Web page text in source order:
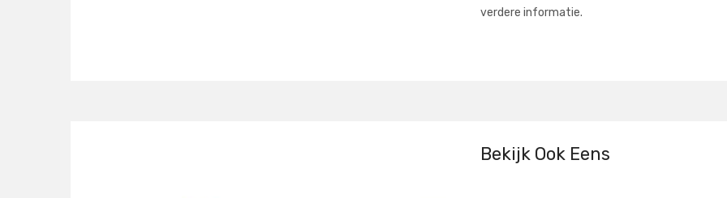
verdere informatie.
Bekijk Ook Eens